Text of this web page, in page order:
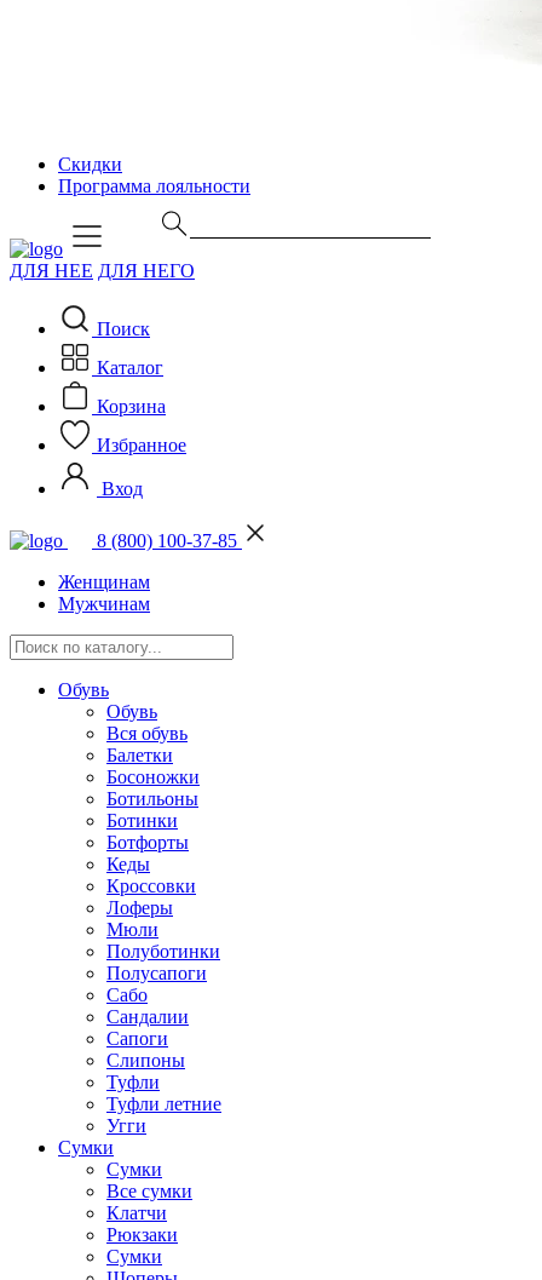
Скидки
Программа лояльности
ДЛЯ НЕЕ ДЛЯ НЕГО
Поиск
Каталог
Корзина
Избранное
Вход
8 (800) 100-37-85
Женщинам
Мужчинам
Обувь
Обувь
Вся обувь
Балетки
Босоножки
Ботильоны
Ботинки
Ботфорты
Кеды
Кроссовки
Лоферы
Мюли
Полуботинки
Полусапоги
Сабо
Сандалии
Сапоги
Слипоны
Туфли
Туфли летние
Угги
Сумки
Сумки
Все сумки
Клатчи
Рюкзаки
Сумки